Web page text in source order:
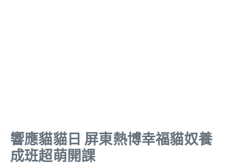
響應貓貓日 屏東熱博幸福貓奴養
成班超萌開課